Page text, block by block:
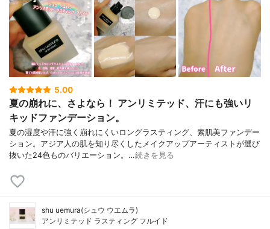
5.00
夏の崩れに、さよなら！ アンリミテッド、汗にも強いリ
キッドファンデーション。
夏の湿度や汗に強く崩れにくいロングラスティング、素肌美ファンデー
ション。アジア人の肌を知り尽くしたメイクアップアーティストが選び
抜いた24色ものバリエーション。…続きを見る
shu uemura(シュウ ウエムラ)
アンリミテッド ラスティング フルイド